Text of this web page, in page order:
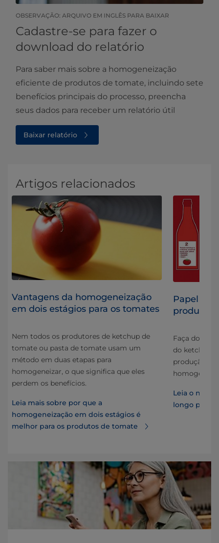
OBSERVAÇÃO: ARQUIVO EM INGLÊS PARA BAIXAR​​
Cadastre-se para fazer o
download do relatório
Para saber mais sobre a homogeneização
eficiente de produtos de tomate, incluindo sete
benefícios principais do processo, preencha
seus dados para receber um relatório útil
Baixar relatório
Artigos relacionados
Vantagens da homogeneização
em dois estágios para os tomates
Nem todos os produtores de ketchup de
tomate ou pasta de tomate usam um
método em duas etapas para
homogeneizar, o que significa que eles
perdem os benefícios.
Leia mais sobre por que a
homogeneização em dois estágios é
melhor para os produtos de tomate
Papel
produção
Faça
do ketchup"
produção de
Leia o
longo prazo